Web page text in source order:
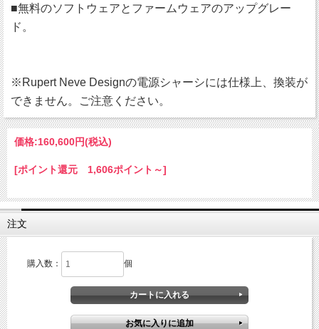
■無料のソフトウェアとファームウェアのアップグレー
ド。
※Rupert Neve Designの電源シャーシには仕様上、換装が
できません。ご注意ください。
価格:160,600円(税込)
[ポイント還元 1,606ポイント～]
注文
購入数： 個